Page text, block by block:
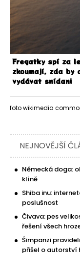
Fregatky spí za
zkoumají, zda by
vydávat snídani
foto wikimedia
NEJNOVĚJŠÍ
Německá doga:
klíně
Shiba inu:
poslušnost
Čivava: pes
řešení všech
Šimpanzi
přišel o autorství